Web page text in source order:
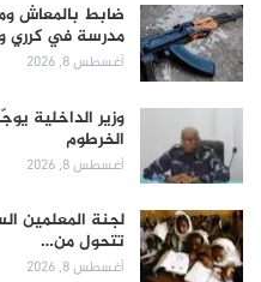
ضابط بالمعاش
مدرسة في كرري
أغسطس 8, 2026
وزير الداخلية
الخرطوم
أغسطس 8, 2026
لجنة المعلمين
تتحول من…
أغسطس 8, 2026